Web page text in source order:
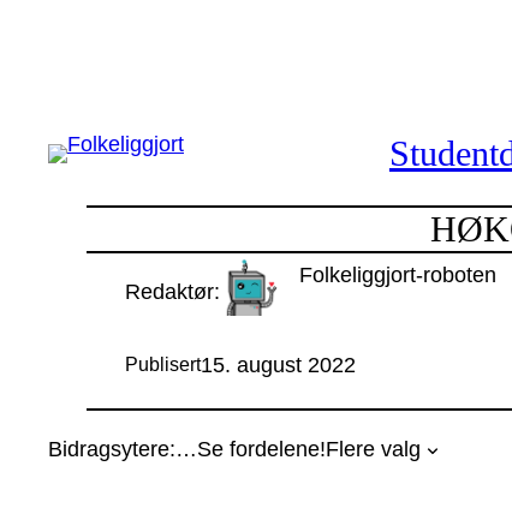
Redaktør:
Folkeliggjort-roboten
Publisert15. august 2022
Bidragsytere:…Se fordelene!Flere valg